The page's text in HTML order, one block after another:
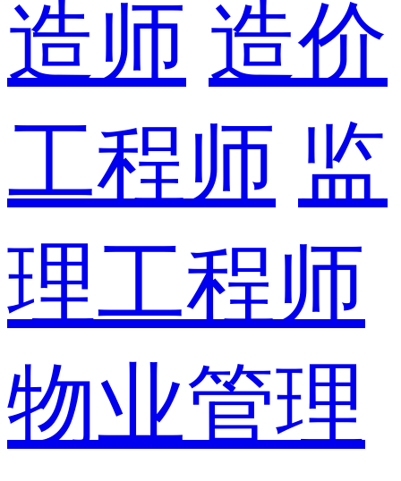
造师 造价
工程师 监
理工程师
物业管理